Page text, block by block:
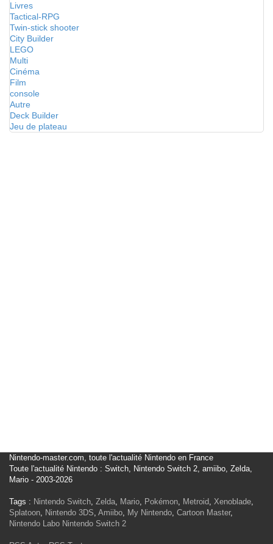
Livres
Tactical-RPG
Twin-stick shooter
City Builder
LEGO
Multi
Cinéma
Film
console
Autre
Deck Builder
Jeu de plateau
Nintendo-master.com, toute l'actualité Nintendo en France
Toute l'actualité Nintendo : Switch, Nintendo Switch 2, amiibo, Zelda,
Mario - 2003-2026
Tags : Nintendo Switch, Zelda, Mario, Pokémon, Metroid, Xenoblade,
Splatoon, Nintendo 3DS, Amiibo, My Nintendo, Cartoon Master,
Nintendo Labo Nintendo Switch 2